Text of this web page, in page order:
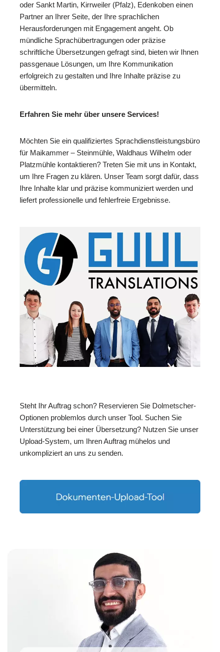
oder Sankt Martin, Kirrweiler (Pfalz), Edenkoben einen
Partner an Ihrer Seite, der Ihre sprachlichen
Herausforderungen mit Engagement angeht. Ob
mündliche Sprachübertragungen oder präzise
schriftliche Übersetzungen gefragt sind, bieten wir Ihnen
passgenaue Lösungen, um Ihre Kommunikation
erfolgreich zu gestalten und Ihre Inhalte präzise zu
übermitteln.
Erfahren Sie mehr über unsere Services!
Möchten Sie ein qualifiziertes Sprachdienstleistungsbüro
für Maikammer – Steinmühle, Waldhaus Wilhelm oder
Platzmühle kontaktieren? Treten Sie mit uns in Kontakt,
um Ihre Fragen zu klären. Unser Team sorgt dafür, dass
Ihre Inhalte klar und präzise kommuniziert werden und
liefert professionelle und fehlerfreie Ergebnisse.
Steht Ihr Auftrag schon? Reservieren Sie Dolmetscher-
Optionen problemlos durch unser Tool. Suchen Sie
Unterstützung bei einer Übersetzung? Nutzen Sie unser
Upload-System, um Ihren Auftrag mühelos und
unkompliziert an uns zu senden.